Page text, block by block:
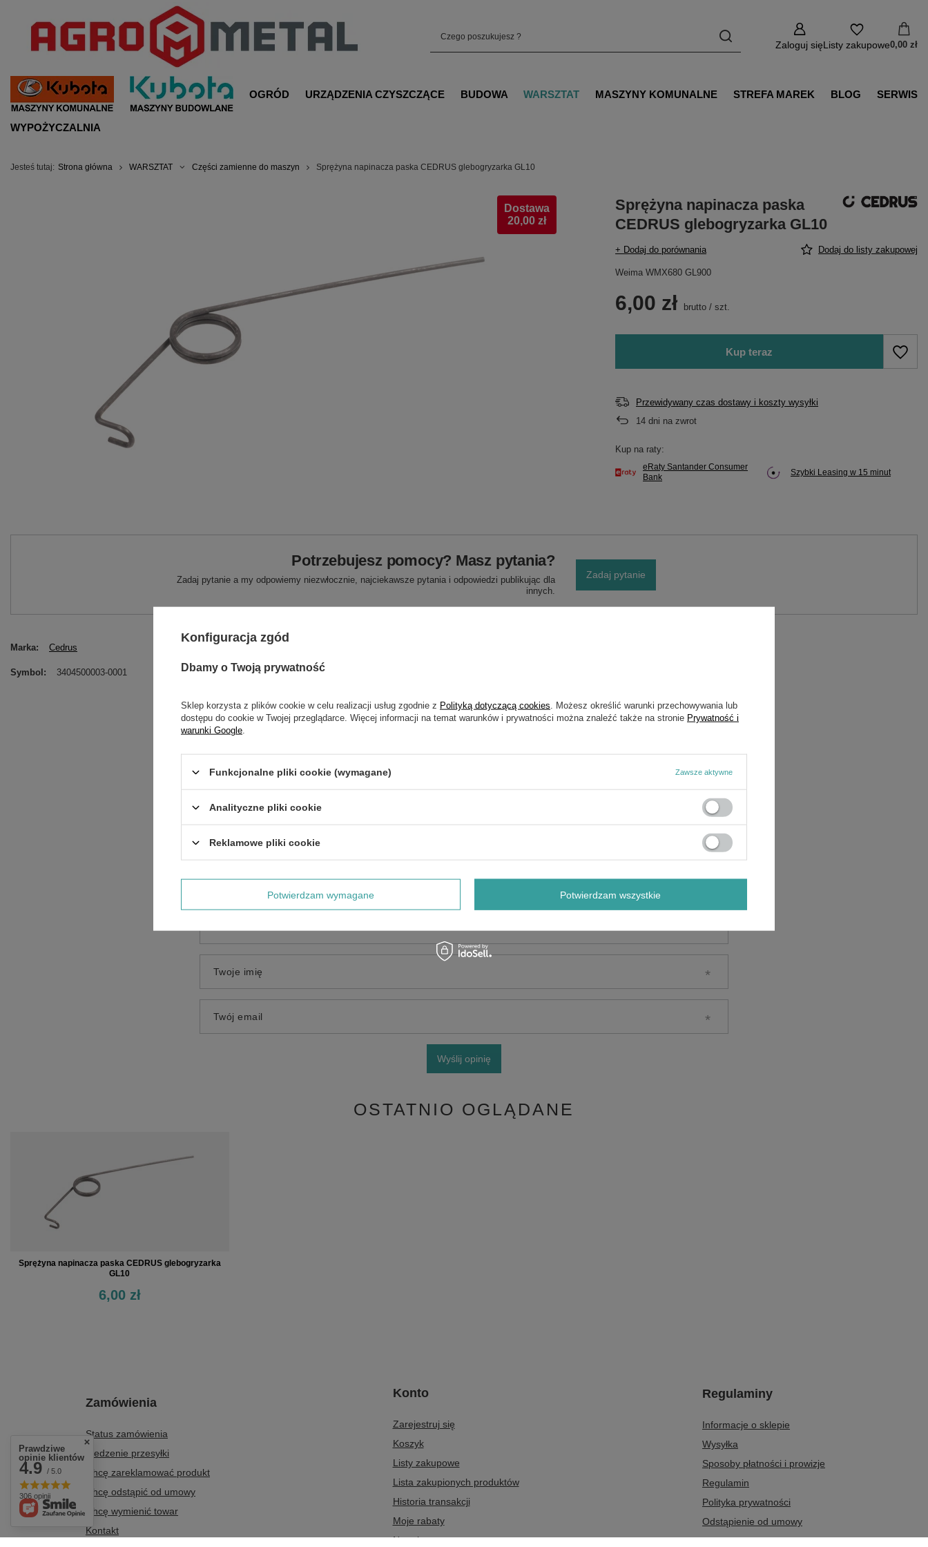
Zaloguj sięListy zakupowe0,00 zł
OGRÓD URZĄDZENIA CZYSZCZĄCE BUDOWA WARSZTAT MASZYNY KOMUNALNE STREFA MAREK BLOG SERWIS
WYPOŻYCZALNIA
Jesteś tutaj: Strona główna WARSZTAT Części zamienne do maszyn Sprężyna napinacza paska CEDRUS glebogryzarka GL10
Dostawa
20,00 zł
Sprężyna napinacza paska
CEDRUS glebogryzarka GL10
+ Dodaj do porównania Dodaj do listy zakupowej
Weima WMX680 GL900
6,00 zł brutto /szt.
Kup teraz
Przewidywany czas dostawy i koszty wysyłki
14 dni na zwrot
Kup na raty:
eRaty Santander Consumer
Bank
Szybki Leasing w 15 minut
Potrzebujesz pomocy? Masz pytania?
Zadaj pytanie a my odpowiemy niezwłocznie, najciekawsze pytania i odpowiedzi publikując dla
innych.
Zadaj pytanie
Marka Cedrus
Symbol 3404500003-0001
Twoje imię
Twój email
Wyślij opinię
OSTATNIO OGLĄDANE
Sprężyna napinacza paska CEDRUS glebogryzarka
GL10
6,00 zł
Zamówienia
Status zamówienia
Śledzenie przesyłki
Chcę zareklamować produkt
Chcę odstąpić od umowy
Chcę wymienić towar
Kontakt
Konto
Zarejestruj się
Koszyk
Listy zakupowe
Lista zakupionych produktów
Historia transakcji
Moje rabaty
Newsletter
Regulaminy
Informacje o sklepie
Wysyłka
Sposoby płatności i prowizje
Regulamin
Polityka prywatności
Odstąpienie od umowy
Zarządzaj plikami cookie
Prawdziwe
opinie klientów
4.9 / 5.0
306 opinii
Konfiguracja zgód
Dbamy o Twoją prywatność
Sklep korzysta z plików cookie w celu realizacji usług zgodnie z Polityką dotyczącą cookies . Możesz określić warunki przechowywania lub
dostępu do cookie w Twojej przeglądarce. Więcej informacji na temat warunków i prywatności można znaleźć także na stronie Prywatność i
warunki Google
Funkcjonalne pliki cookie (wymagane) Zawsze aktywne
Analityczne pliki cookie
Reklamowe pliki cookie
Potwierdzam wymagane Potwierdzam wszystkie